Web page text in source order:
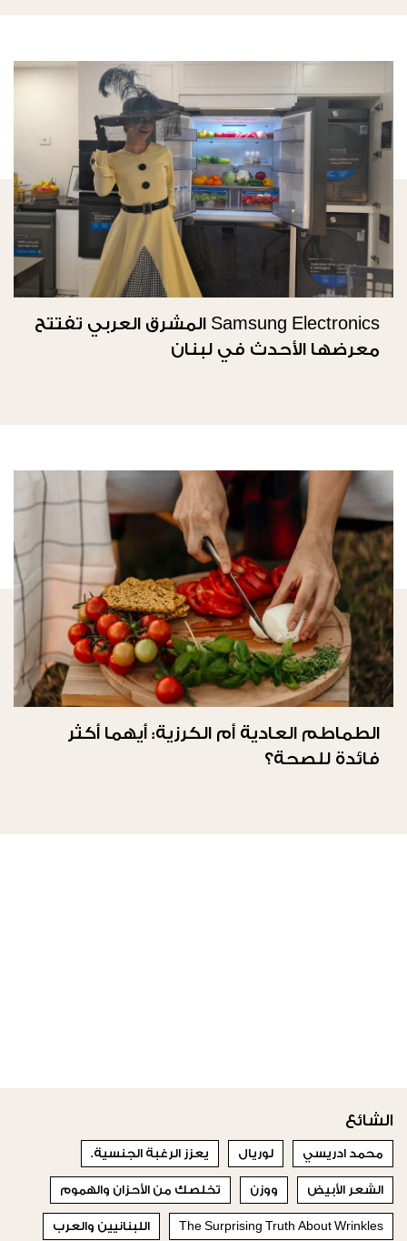
Samsung Electronics المشرق العربي تفتتح
معرضها الأحدث في لبنان
الطماطم العادية أم الكرزية: أيهما أكثر
فائدة للصحة؟
الشائع
محمد ادريسي لوريال يعزز الرغبة الجنسية.
الشعر الأبيض ووزن تخلصك من الأحزان والهموم
The Surprising Truth About Wrinkles اللبنانيين والعرب